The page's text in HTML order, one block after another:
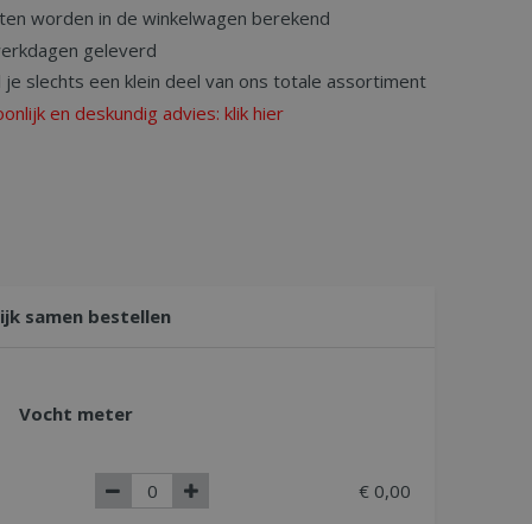
worden in de winkelwagen berekend
geleverd
je slechts een klein deel van ons totale assortiment
en deskundig advies: klik hier
samen bestellen
Vocht meter
€ 0,00